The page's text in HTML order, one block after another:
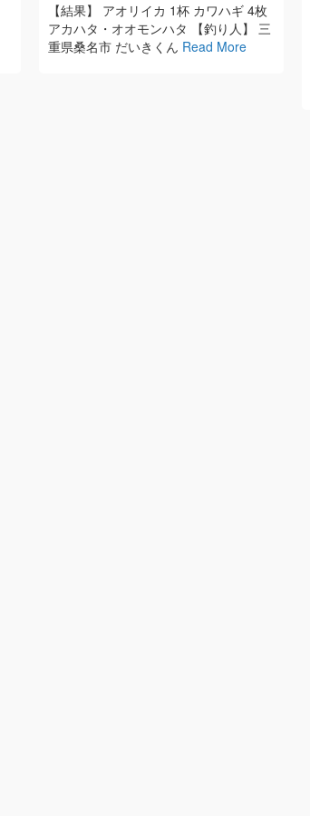
【結果】 アオリイカ 1杯 カワハギ 4枚
アカハタ・オオモンハタ 【釣り人】 三
重県桑名市 だいきくん Read More